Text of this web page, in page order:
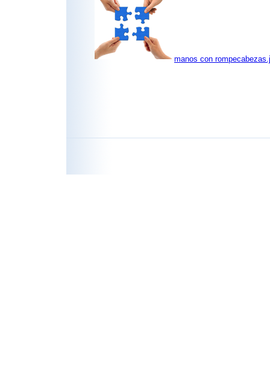
manos con